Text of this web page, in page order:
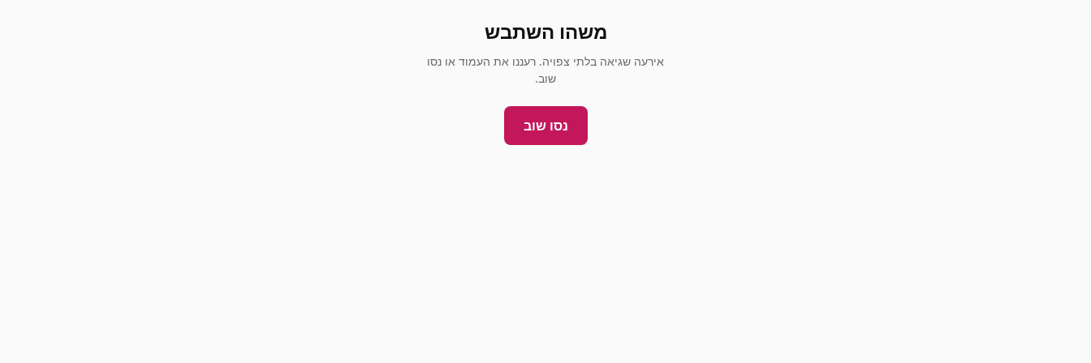
משהו השתבש
אירעה שגיאה בלתי צפויה. רעננו את העמוד או נסו
שוב.
נסו שוב